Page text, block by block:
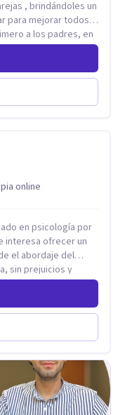
para mejorar todos
personal,
un espacio de
online
en psicología por
interesa ofrecer un
el abordaje del
sin prejuicios y
caer en etiquetas.
momento pueden
es en mi
cuestiones
Soy una
y también
un mejor